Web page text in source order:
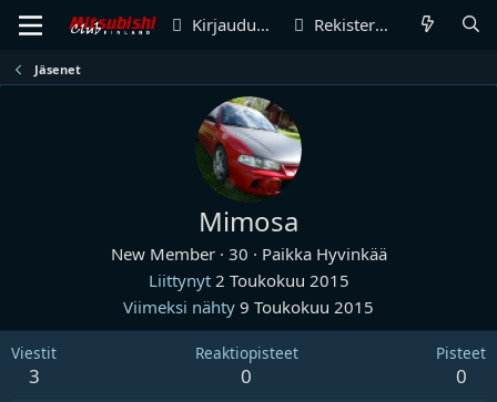
Kirjaudu sisään Rekisteröidy
Jäsenet
Mimosa
New Member · 30 · Paikka Hyvinkää
Liittynyt 2 Toukokuu 2015
Viimeksi nähty 9 Toukokuu 2015
Viestit
3
Reaktiopisteet
0
Pisteet
0